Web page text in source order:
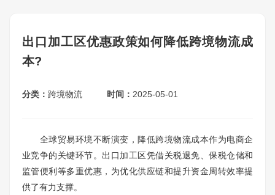
出口加工区优惠政策如何降低跨境物流成
本?
分类： 跨境物流 时间： 2025-05-01
全球贸易环境不断演变，降低跨境物流成本作为电商企
业竞争的关键环节。出口加工区凭借关税退免、保税仓储和
监管便利等多重优惠，为优化供应链和提升资金周转效率提
供了有力支撑。